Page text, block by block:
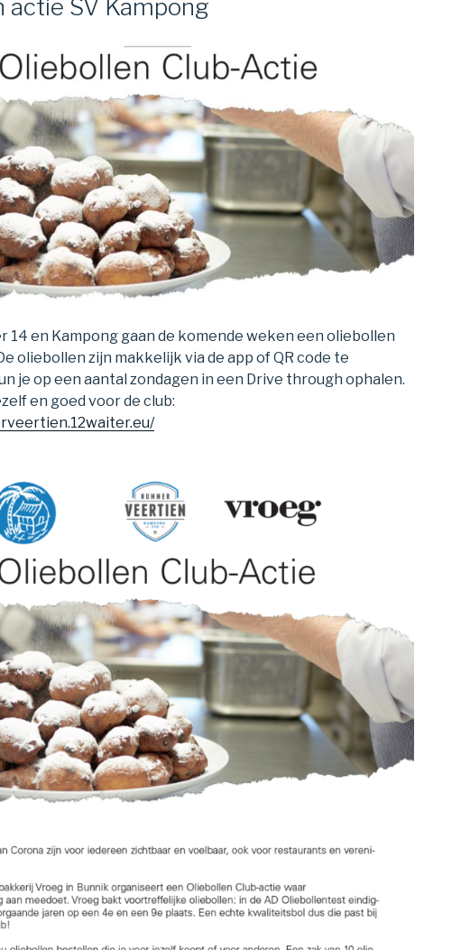
actie SV Kampong
14 en Kampong gaan de komende weken een oliebollen
oliebollen zijn makkelijk via de app of QR code te
je op een aantal zondagen in een Drive through ophalen.
en goed voor de club: